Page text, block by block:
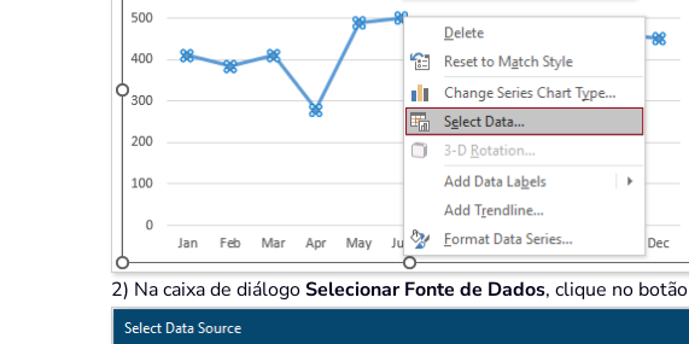
2) Na caixa de diálogoSelecionar Fonte de Dados, clique no botão